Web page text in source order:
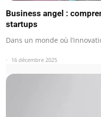
Business angel :
startups
Dans un monde où
16 décembre 2025